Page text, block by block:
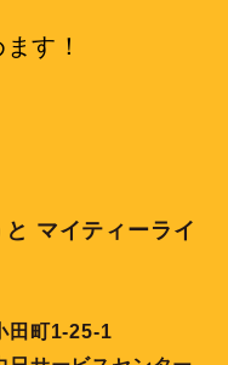
す！
マイティーライ
田町1-25-1